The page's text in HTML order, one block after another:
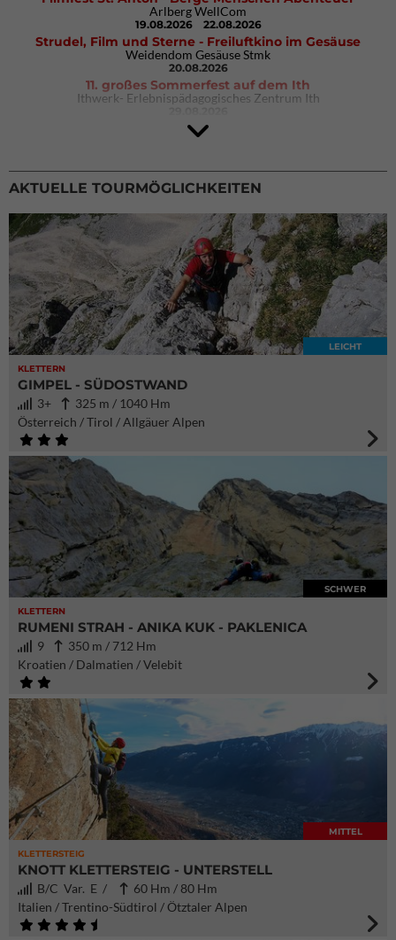
Arlberg WellCom
19.08.2026 22.08.2026
Strudel, Film und Sterne - Freiluftkino im Gesäuse
Weidendom Gesäuse Stmk
20.08.2026
11. großes Sommerfest auf dem Ith
Ithwerk- Erlebnispädagogisches Zentrum Ith
Rock Master Arco
Arco (IT)
AKTUELLE TOURMÖGLICHKEITEN
KLETTERN
LEICHT
GIMPEL - SÜDOSTWAND
3+
325 m / 1040 Hm
Österreich / Tirol / Allgäuer Alpen
KLETTERN
SCHWER
RUMENI STRAH - ANIKA KUK - PAKLENICA
9
350 m / 712 Hm
Kroatien / Dalmatien / Velebit
KLETTERSTEIG
MITTEL
KNOTT KLETTERSTEIG - UNTERSTELL
B/C Var. E /
60 Hm / 80 Hm
Italien / Trentino-Südtirol / Ötztaler Alpen